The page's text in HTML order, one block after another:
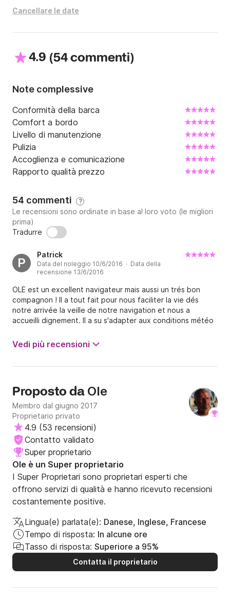
Cancellare le date
4.9 (54 commenti)
Note complessive
Conformità della barca
Comfort a bordo
Livello di manutenzione
Pulizia
Accoglienza e comunicazione
Rapporto qualità prezzo
54 commenti ?
Le recensioni sono ordinate in base al loro voto (le migliori
prima)
Tradurre
P
Patrick
Data del noleggio 10/6/2016 · Data della
recensione 13/6/2016
OLE est un excellent navigateur mais aussi un trés bon
compagnon ! Il a tout fait pour nous faciliter la vie dés
notre arrivée la veille de notre navigation et nous a
accueilli dignement. Il a su s'adapter aux conditions météo
uns et des autres : il pourrait ouvrir une agence de voyage
car il connait beaucoup de choses et d'anecdotes sur
est tres patient avec les enfants. Il nous a accompagné
durant nos excursions. Il a fait partie de la famille le temps
d'un WE ! Il sait se faire discret et n'est pas envahissant
mais reste un leader implacable quand il s'agit de faire la
course avec un autre bateau ! De bons moments pour les
grands et de beaux souvenirs pour les petits. Aucun
bateau n'a réussi à nous doubler pendant les 3 jours , mis à
part les yacht à moteurs ! OLE est un PRO à tous les
niveaux !!
Vedi più recensioni
Proposto da Ole
Membro dal giugno 2017
Proprietario privato
4.9 (53 recensioni)
Contatto validato
Super proprietario
Ole è un Super proprietario
I Super Proprietari sono proprietari esperti che
offrono servizi di qualità e hanno ricevuto recensioni
costantemente positive.
Lingua(e) parlata(e): Danese, Inglese, Francese
Tempo di risposta: In alcune ore
Tasso di risposta: Superiore a 95%
Contatta il proprietario